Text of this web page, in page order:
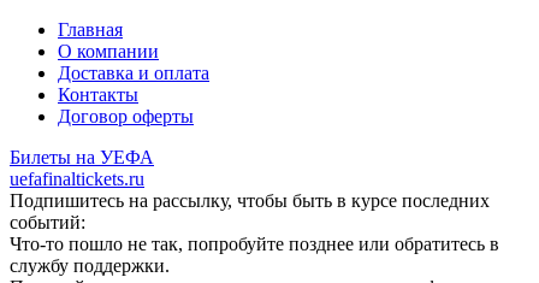
Главная
О компании
Доставка и оплата
Контакты
Договор оферты
Билеты на УЕФА
uefafinaltickets.ru
Подпишитесь на рассылку, чтобы быть в курсе последних
событий:
Что-то пошло не так, попробуйте позднее или обратитесь в
службу поддержки.